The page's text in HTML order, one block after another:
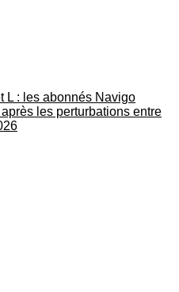
L : les abonnés Navigo
les perturbations entre